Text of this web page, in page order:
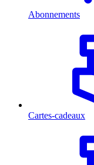
Abonnements
Cartes-cadeaux